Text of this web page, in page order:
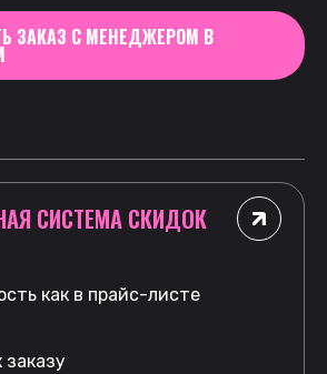
ЗАКАЗ С МЕНЕДЖЕРОМ В
СИСТЕМА СКИДОК
как в прайс-листе
заказу